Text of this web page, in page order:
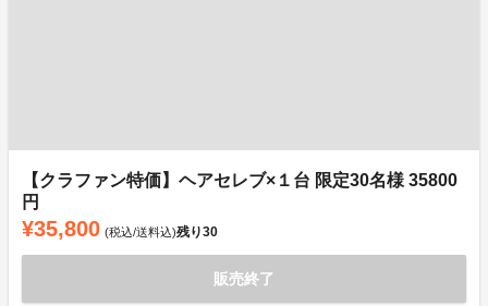
【クラファン特価】ヘアセレブ×１台 限定30名様 35800
円
¥35,800 (税込/送料込)残り30
販売終了